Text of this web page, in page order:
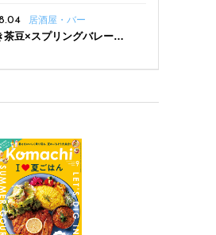
居酒屋・バー
茶豆×スプリングバレー豊